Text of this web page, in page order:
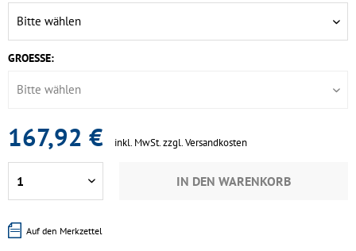
GROESSE:
167,92 € inkl. MwSt.zzgl. Versandkosten
IN DEN WARENKORB
Auf den Merkzettel